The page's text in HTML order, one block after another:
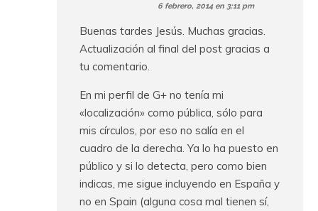
6 febrero, 2014 en 3:11 pm
Buenas tardes Jesús. Muchas gracias.
Actualización al final del post gracias a
tu comentario.
En mi perfil de G+ no tenía mi
«localización» como pública, sólo para
mis círculos, por eso no salía en el
cuadro de la derecha. Ya lo ha puesto en
público y si lo detecta, pero como bien
indicas, me sigue incluyendo en España y
no en Spain (alguna cosa mal tienen sí,